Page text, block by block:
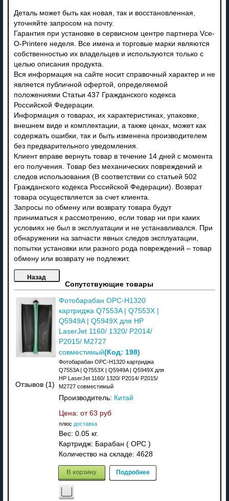
Деталь может быть как новая, так и восстановленная,
уточняйте запросом на почту.
Гарантия при установке в сервисном центре партнера Vce-
O-Printere неделя. Все имена и торговые марки являются
собственностью их владельцев и используются только с
целью описания продукта.
Вся информация на сайте носит справочный характер и не
является публичной офертой, определяемой
положениями Статьи 437 Гражданского кодекса
Российской Федерации.
Информация о товарах, их характеристиках, упаковке,
внешнем виде и комплектации, а также ценах, может как
содержать ошибки, так и быть изменена производителем
без предварительного уведомления.
Клиент вправе вернуть товар в течение 14 дней с момента
его получения. Товар без механических повреждений и
следов использования (В соответствии со статьей 502
Гражданского кодекса Российской Федерации). Возврат
товара осуществляется за счет клиента.
Запросы по обмену или возврату товара будут
приниматься к рассмотрению, если товар ни при каких
условиях не был в эксплуатации и не устанавливался. При
обнаружении на запчасти явных следов эксплуатации,
попытки установки или разного рода повреждений – товар
обмену или возврату не подлежит.
Сопутствующие товары
Отзывов (1)
Фотобарабан OPC-H1320
картриджа Q7553A | Q7553X |
Q5949A | Q5949X для HP
LaserJet 1160/ 1320/ P2014/
P2015/ M2727
совместимый(Код: 198)
Фотобарабан OPC-H1320 картриджа
Q7553A | Q7553X | Q5949A | Q5949X для
HP LaserJet 1160/ 1320/ P2014/ P2015/
M2727 совместимый
Производитель: Китай
Цена: от 63 руб
плюс доставка
Вес: 0.05 кг.
Картридж: Барабан ( OPC )
Количество на складе: 4628
В корзину Подробнее